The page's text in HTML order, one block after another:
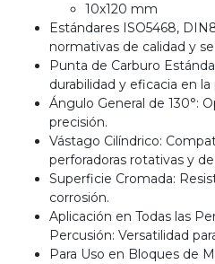
10x120 mm
Estándares ISO5468,
normativas de calidad y
Punta de Carburo
durabilidad y eficacia en la
Ángulo General de 130°:
precisión.
Vástago Cilíndrico:
perforadoras rotativas y
Superficie Cromada:
corrosión.
Aplicación en Todas las
Percusión: Versatilidad
Para Uso en Bloques de